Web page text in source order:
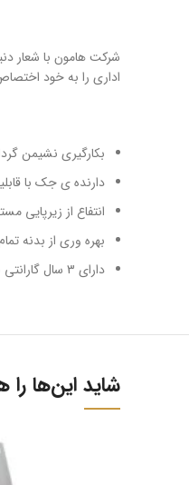
شرکت هامون با شعار
اداری را به خود اختصاص داده
بکارگیری نشیمن
دارنده ی جک با قابلیت
انتفاع از زیرپایی
بهره وری از بدنه
دارای 3 سال گارانتی بدنه و 10 سال خدمات پس از فروش
شاید این‌ها